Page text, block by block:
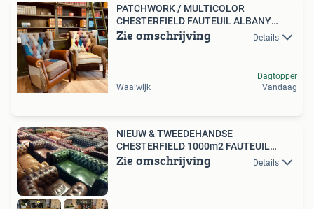
PATCHWORK / MULTICOLOR
CHESTERFIELD FAUTEUIL ALBANY
STOF
Zie omschrijving Details
Waalwijk
Dagtopper
Vandaag
NIEUW & TWEEDEHANDSE
CHESTERFIELD 1000m2 FAUTEUIL
BANK STOEL
Zie omschrijving Details